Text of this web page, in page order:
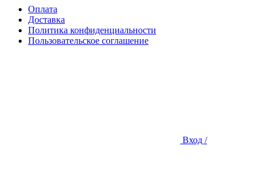
Оплата
Доставка
Политика конфиденциальности
Пользовательское соглашение
Вход /